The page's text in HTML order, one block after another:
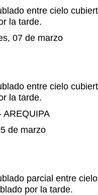
entre cielo
la tarde.
07 de marzo
entre cielo
la tarde.
AREQUIPA
de marzo
parcial entre
por la tarde.